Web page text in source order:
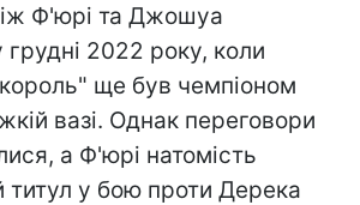
Ф'юрі та Джошуа
2022 року, коли
ще був чемпіоном
вазі. Однак переговори
а Ф'юрі натомість
титул у бою проти Дерека